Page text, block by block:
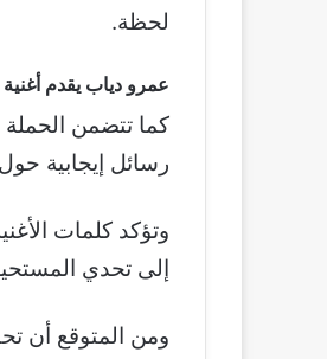
لحظة.
عمرو دياب يقدم
كما تتضمن
رسائل إيجابية
وتؤكد كلمات
إلى تحدي
ومن المتوقع أن